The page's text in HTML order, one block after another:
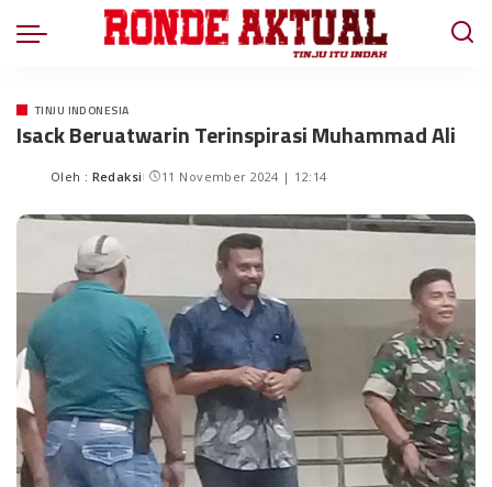
TINJU INDONESIA
Isack Beruatwarin Terinspirasi Muhammad Ali
Oleh : Redaksi 11 November 2024 | 12:14